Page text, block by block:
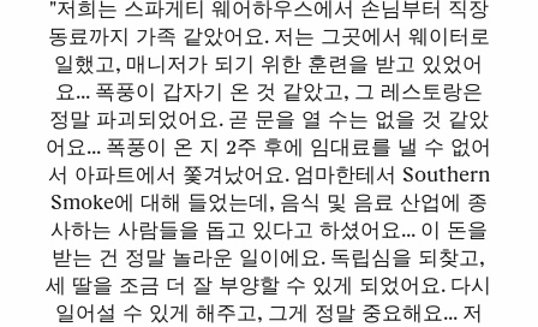
"저희는 스파게티 웨어하우스에서 손님부터 직장
동료까지 가족 같았어요. 저는 그곳에서 웨이터로
일했고, 매니저가 되기 위한 훈련을 받고 있었어
요... 폭풍이 갑자기 온 것 같았고, 그 레스토랑은
정말 파괴되었어요. 곧 문을 열 수는 없을 것 같았
어요... 폭풍이 온 지 2주 후에 임대료를 낼 수 없어
서 아파트에서 쫓겨났어요. 엄마한테서 Southern
Smoke에 대해 들었는데, 음식 및 음료 산업에 종
사하는 사람들을 돕고 있다고 하셨어요... 이 돈을
받는 건 정말 놀라운 일이에요. 독립심을 되찾고,
세 딸을 조금 더 잘 부양할 수 있게 되었어요. 다시
일어설 수 있게 해주고, 그게 정말 중요해요... 저